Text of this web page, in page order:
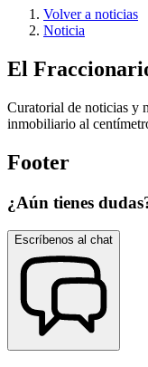
Volver a noticias
Noticia
El
Curatorial de noticias y
inmobiliario al
Footer
¿Aún tienes
Escríbenos al chat